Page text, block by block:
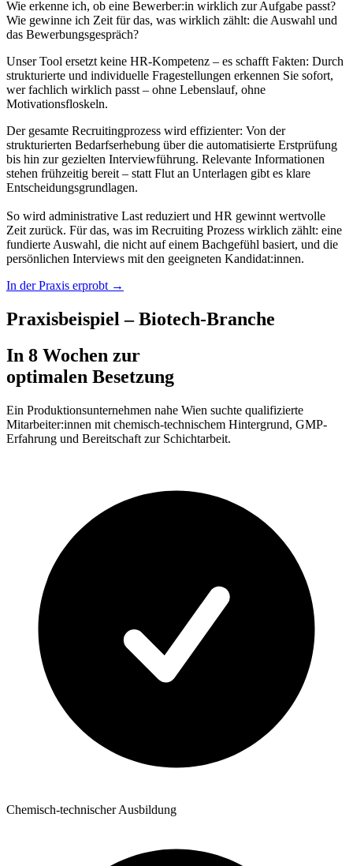
Wie erkenne ich, ob eine Bewerber:in wirklich zur Aufgabe passt?
Wie gewinne ich Zeit für das, was wirklich zählt: die Auswahl und
das Bewerbungsgespräch?
Unser Tool ersetzt keine HR-Kompetenz – es schafft Fakten: Durch
strukturierte und individuelle Fragestellungen erkennen Sie sofort,
wer fachlich wirklich passt – ohne Lebenslauf, ohne
Motivationsfloskeln.
Der gesamte Recruitingprozess wird effizienter: Von der
strukturierten Bedarfserhebung über die automatisierte Erstprüfung
bis hin zur gezielten Interviewführung. Relevante Informationen
stehen frühzeitig bereit – statt Flut an Unterlagen gibt es klare
Entscheidungsgrundlagen.
So wird administrative Last reduziert und HR gewinnt wertvolle
Zeit zurück. Für das, was im Recruiting Prozess wirklich zählt: eine
fundierte Auswahl, die nicht auf einem Bachgefühl basiert, und die
persönlichen Interviews mit den geeigneten Kandidat:innen.
In der Praxis erprobt →
Praxisbeispiel – Biotech-Branche
In 8 Wochen zur
optimalen Besetzung
Ein Produktionsunternehmen nahe Wien suchte qualifizierte
Mitarbeiter:innen mit chemisch-technischem Hintergrund, GMP-
Erfahrung und Bereitschaft zur Schichtarbeit.
Chemisch-technischer Ausbildung